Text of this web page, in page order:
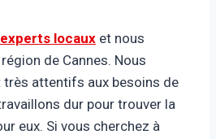
locaux et nous
de Cannes. Nous
attentifs aux besoins de
dur pour trouver la
eux. Si vous cherchez à